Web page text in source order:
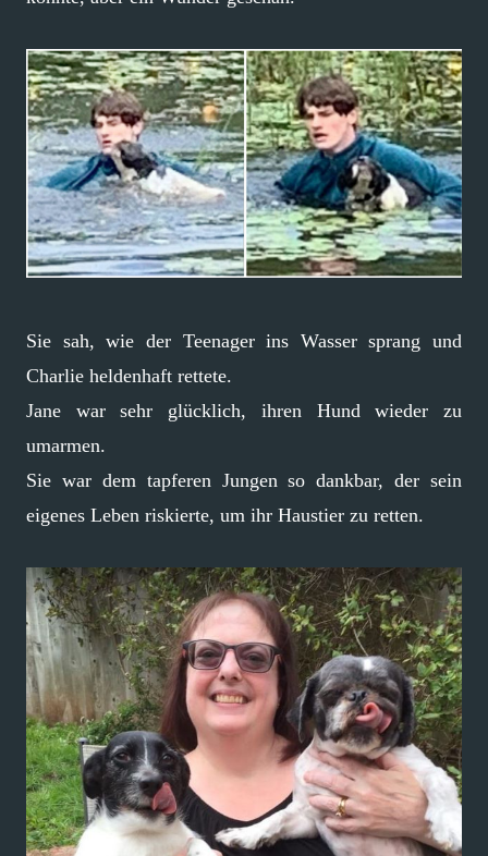
Sie sah, wie der Teenager ins Wasser sprang und
Charlie heldenhaft rettete.
Jane war sehr glücklich, ihren Hund wieder zu
umarmen.
Sie war dem tapferen Jungen so dankbar, der sein
eigenes Leben riskierte, um ihr Haustier zu retten.